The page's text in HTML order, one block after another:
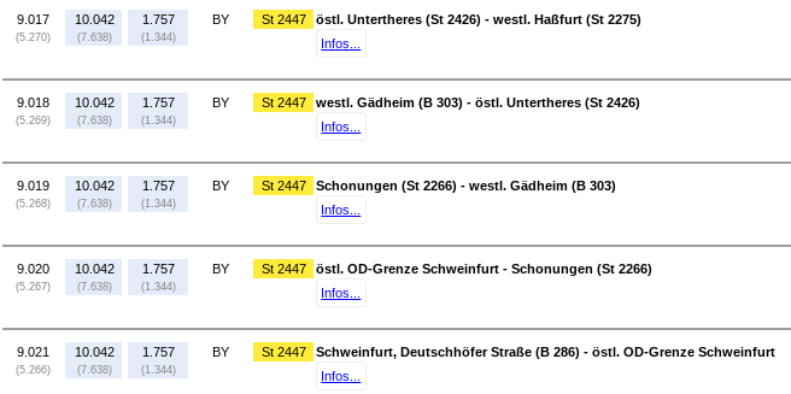
9.017
(5.270)
10.042
(7.638)
1.757
(1.344)
BY St 2447
östl. Untertheres (St 2426) - westl. Haßfurt (St 2275)
Infos...
9.018
(5.269)
10.042
(7.638)
1.757
(1.344)
BY St 2447
westl. Gädheim (B 303) - östl. Untertheres (St 2426)
Infos...
9.019
(5.268)
10.042
(7.638)
1.757
(1.344)
BY St 2447
Schonungen (St 2266) - westl. Gädheim (B 303)
Infos...
9.020
(5.267)
10.042
(7.638)
1.757
(1.344)
BY St 2447
östl. OD-Grenze Schweinfurt - Schonungen (St 2266)
Infos...
9.021
(5.266)
10.042
(7.638)
1.757
(1.344)
BY St 2447
Schweinfurt, Deutschhöfer Straße (B 286) - östl. OD-Grenze Schweinfurt
Infos...